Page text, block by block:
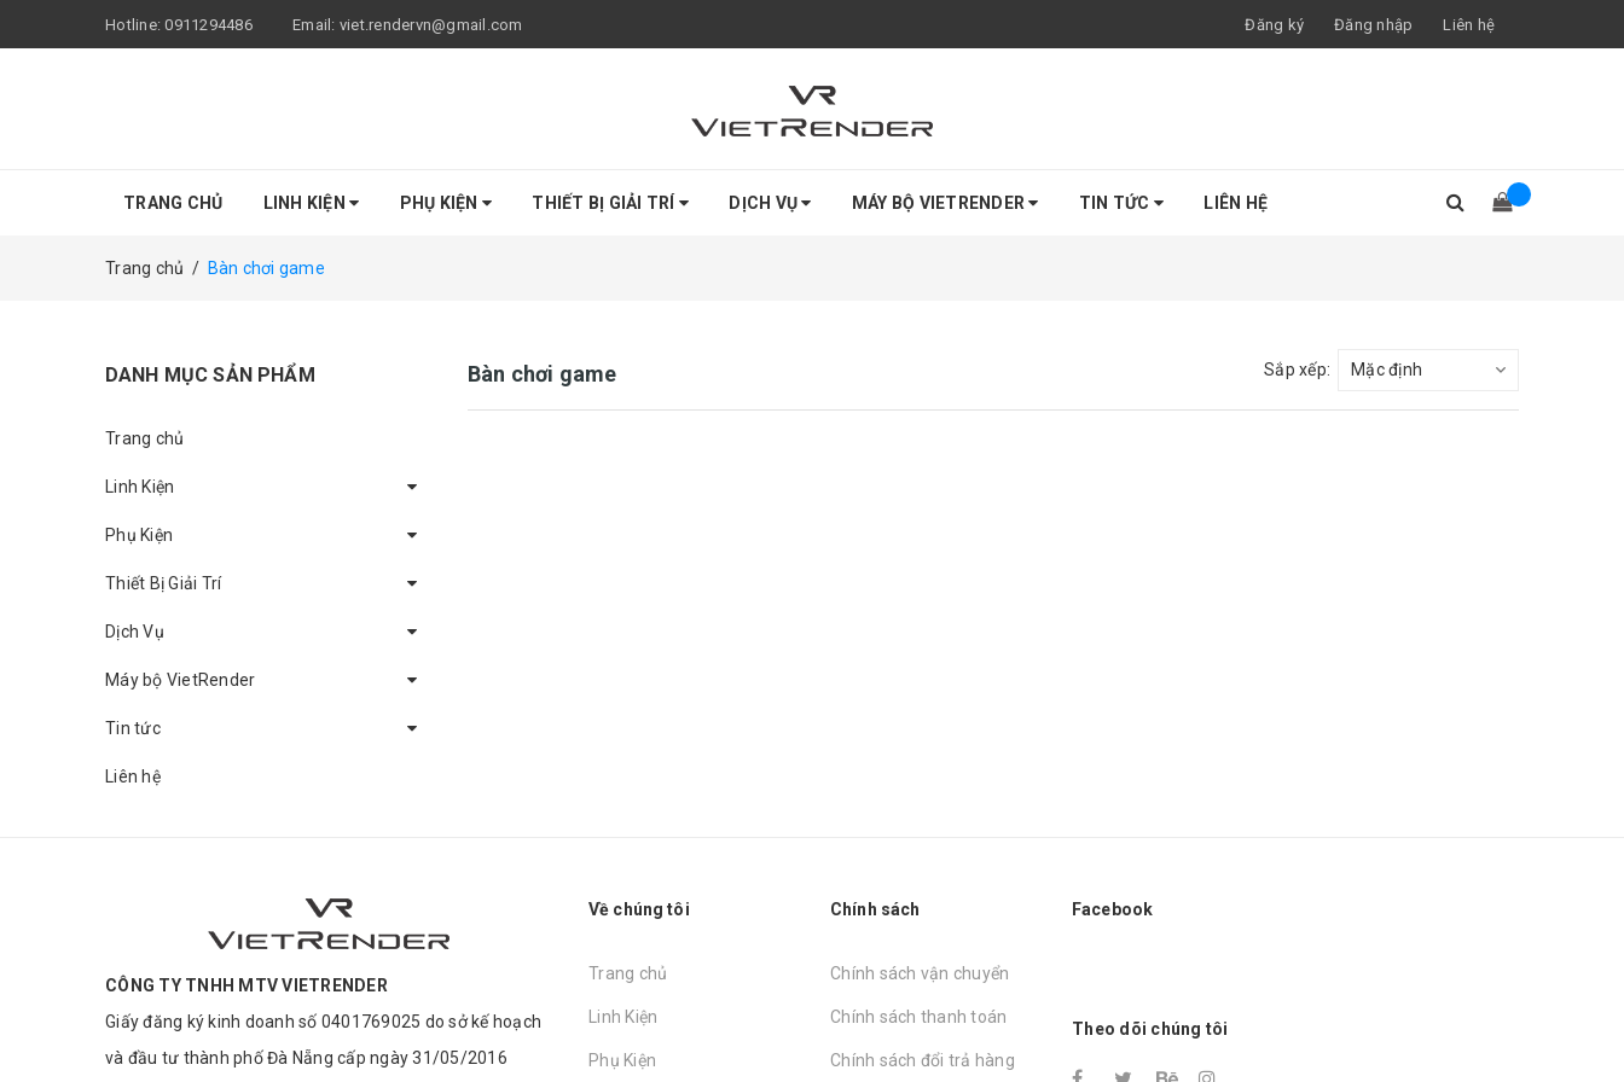
Hotline:0911294486 Email: viet.rendervn@gmail.com Đăng ký Đăng nhập Liên hệ
TRANG CHỦ LINH KIỆN PHỤ KIỆN THIẾT BỊ GIẢI TRÍ DỊCH VỤ MÁY BỘ VIETRENDER TIN TỨC LIÊN HỆ
Trang chủ / Bàn chơi game
Bàn chơi game Sắp xếp:
DANH MỤC SẢN PHẨM
Trang chủ
Linh Kiện
Phụ Kiện
Thiết Bị Giải Trí
Dịch Vụ
Máy bộ VietRender
Tin tức
Liên hệ
CÔNG TY TNHH MTV VIETRENDER
Giấy đăng ký kinh doanh số 0401769025 do sở kế hoạch
và đầu tư thành phố Đà Nẵng cấp ngày 31/05/2016
Về chúng tôi
Trang chủ
Linh Kiện
Phụ Kiện
Chính sách
Chính sách vận chuyển
Chính sách thanh toán
Chính sách đổi trả hàng
Facebook
Theo dõi chúng tôi